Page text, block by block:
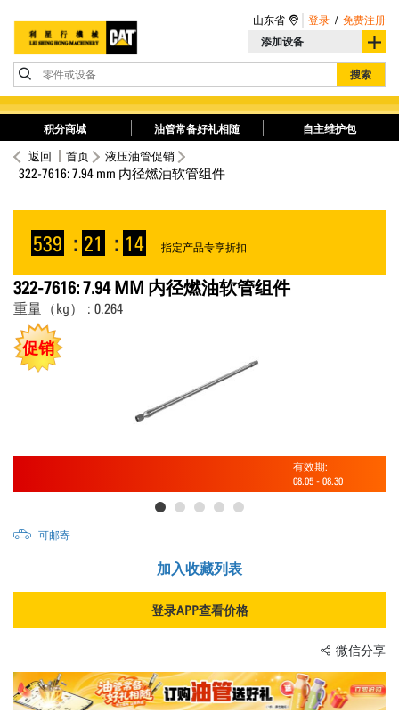
添加设备
零件或设备 搜索
山东省 登录 / 免费注册
积分商城 油管常备好礼相随 自主维护包
返回 首页 液压油管促销
322-7616: 7.94 mm 内径燃油软管组件
539 : 21 : 14 指定产品专享折扣
322-7616: 7.94 MM 内径燃油软管组件
重量（kg） : 0.264
促销
有效期:
08.05 - 08.30
可邮寄
加入收藏列表
登录APP查看价格
微信分享